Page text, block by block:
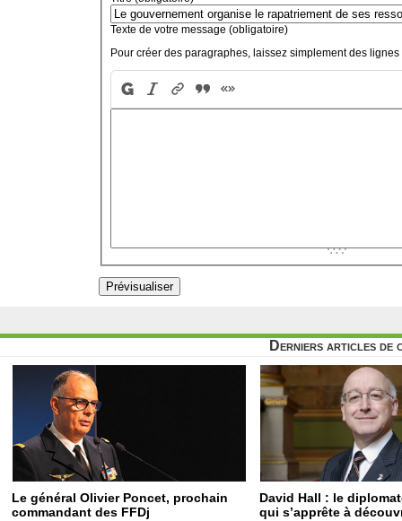
Texte de votre message (obligatoire)
Pour créer des paragraphes, laissez simplement des lignes
Derniers articles de
Le général Olivier Poncet, prochain
commandant des FFDj
David Hall : le
qui s’apprête à